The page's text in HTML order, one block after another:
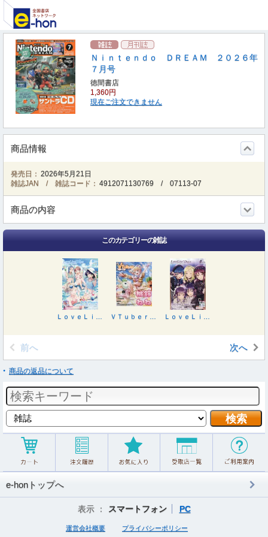
Ｎｉｎｔｅｎｄｏ ＤＲＥＡＭ ２０２６年
７月号
徳間書店
1,360円
現在ご注文できません
商品情報
発売日： 2026年5月21日
雑誌JAN / 雑誌コード： 4912071130769 /07113-07
商品の内容
このカテゴリーの雑誌
前へ 次へ
商品の返品について
e-honトップへ
表示 ： スマートフォン PC
運営会社概要 プライバシーポリシー